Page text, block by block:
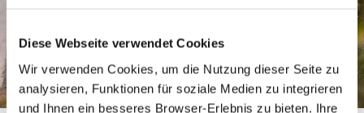
Diese Webseite verwendet Cookies
Wir verwenden Cookies, um die Nutzung dieser Seite zu
analysieren, Funktionen für soziale Medien zu integrieren
und Ihnen ein besseres Browser-Erlebnis zu bieten. Ihre
Shop Rheinhessen-Blog